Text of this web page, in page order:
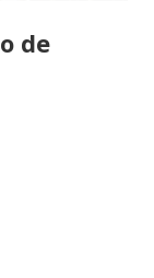
de